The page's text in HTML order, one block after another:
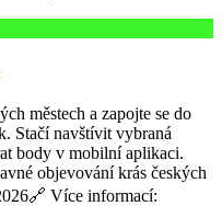
městech a zapojte se do
Stačí navštívit vybraná
body v mobilní aplikaci.
objevování krás českých
Více informací: